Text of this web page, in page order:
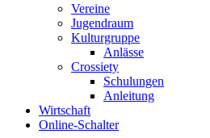
Vereine
Jugendraum
Kulturgruppe
Anlässe
Crossiety
Schulungen
Anleitung
Wirtschaft
Online-Schalter